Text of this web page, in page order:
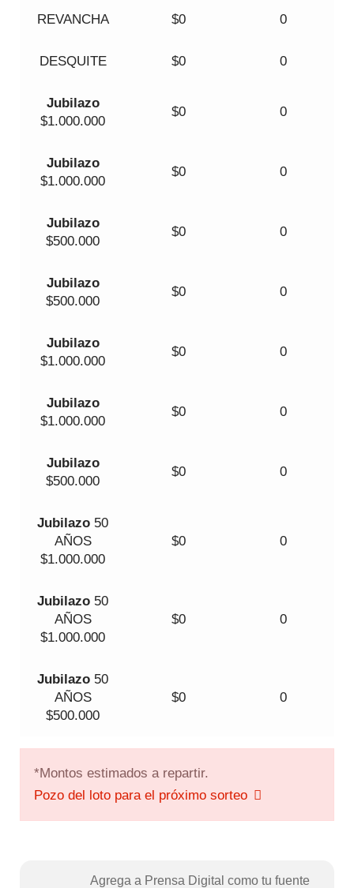
REVANCHA $0 0
DESQUITE $0 0
Jubilazo
$1.000.000
$0 0
Jubilazo
$1.000.000
$0 0
Jubilazo
$500.000
$0 0
Jubilazo
$500.000
$0 0
Jubilazo
$1.000.000
$0 0
Jubilazo
$1.000.000
$0 0
Jubilazo
$500.000
$0 0
Jubilazo 50
AÑOS
$1.000.000
$0 0
Jubilazo 50
AÑOS
$1.000.000
$0 0
Jubilazo 50
AÑOS
$500.000
$0 0
*Montos estimados a repartir.
Pozo del loto para el próximo sorteo
Agrega a Prensa Digital como tu fuente